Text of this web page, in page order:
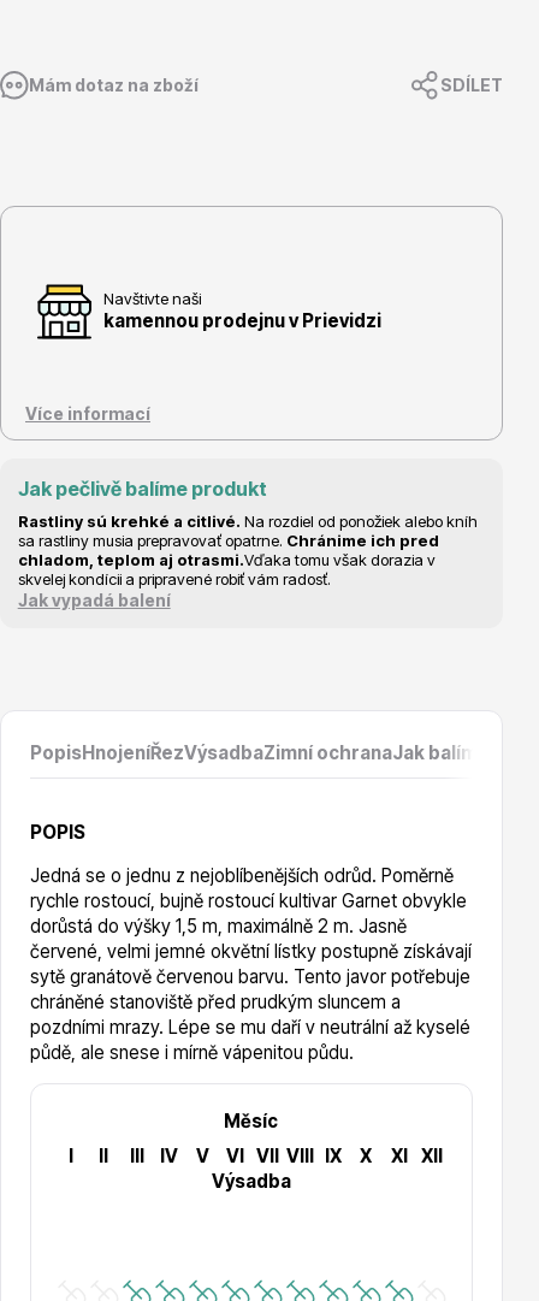
Cibuloviny
Vzrostlé stromy
Nářadí, příslušenství
Mám dotaz na zboží SDÍLET
Navštivte naši
kamennou prodejnu v Prievidzi
Více informací
Jak pečlivě balíme produkt
Rastliny sú krehké a citlivé. Na rozdiel od ponožiek alebo kníh
sa rastliny musia prepravovať opatrne. Chránime ich pred
chladom, teplom aj otrasmi.Vďaka tomu však dorazia v
skvelej kondícii a pripravené robiť vám radosť.
Jak vypadá balení
PopisHnojeníŘezVýsadbaZimní ochranaJak balíme
POPIS
Jedná se o jednu z nejoblíbenějších odrůd. Poměrně
rychle rostoucí, bujně rostoucí kultivar Garnet obvykle
dorůstá do výšky 1,5 m, maximálně 2 m. Jasně
červené, velmi jemné okvětní lístky postupně získávají
sytě granátově červenou barvu. Tento javor potřebuje
chráněné stanoviště před prudkým sluncem a
pozdními mrazy. Lépe se mu daří v neutrální až kyselé
půdě, ale snese i mírně vápenitou půdu.
Měsíc
I
II III IV V VI VII VIII IX X XI
XII
Výsadba